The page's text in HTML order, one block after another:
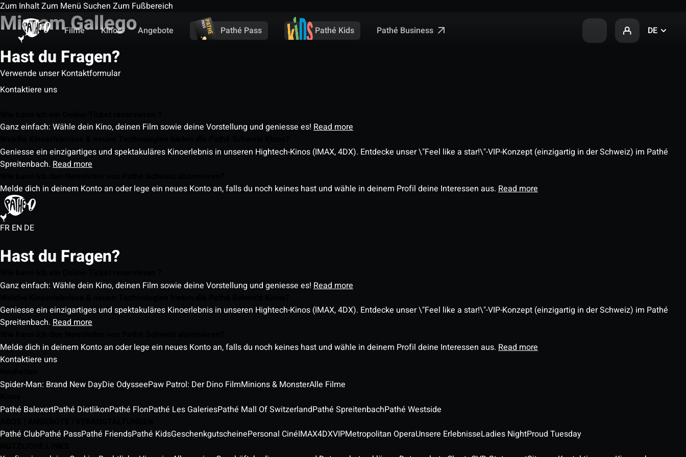
Zum InhaltZum Menü Suchen Zum Fußbereich
Filme
Kinos Angebote Pathé Pass Pathé Kids Pathé Business DE
Miryam Gallego
Hast du Fragen?
Verwende unser Kontaktformular
Kontaktiere uns
Ganz einfach: Wähle dein Kino, deinen Film sowie deine Vorstellung und geniesse es! Read more
Geniesse ein einzigartiges und spektakuläres Kinoerlebnis in unseren Hightech-Kinos (IMAX, 4DX). Entdecke unser \"Feel like a star!\"-VIP-Konzept (einzigartig in der Schweiz) im Pathé
Spreitenbach. Read more
Melde dich in deinem Konto an oder lege ein neues Konto an, falls du noch keines hast und wähle in deinem Profil deine Interessen aus. Read more
FR EN DE
Hast du Fragen?
Ganz einfach: Wähle dein Kino, deinen Film sowie deine Vorstellung und geniesse es! Read more
Geniesse ein einzigartiges und spektakuläres Kinoerlebnis in unseren Hightech-Kinos (IMAX, 4DX). Entdecke unser \"Feel like a star!\"-VIP-Konzept (einzigartig in der Schweiz) im Pathé
Spreitenbach. Read more
Melde dich in deinem Konto an oder lege ein neues Konto an, falls du noch keines hast und wähle in deinem Profil deine Interessen aus. Read more
Kontaktiere uns
Spider-Man: Brand New DayDie OdysseePaw Patrol: Der Dino FilmMinions & MonsterAlle Filme
Pathé BalexertPathé DietlikonPathé FlonPathé Les GaleriesPathé Mall Of SwitzerlandPathé SpreitenbachPathé Westside
Pathé ClubPathé PassPathé FriendsPathé KidsGeschenkgutscheinePersonal CinéIMAX4DXVIPMetropolitan OperaUnsere ErlebnisseLadies NightProud Tuesday